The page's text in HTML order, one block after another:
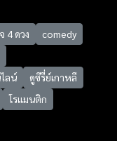
4 ดวง
comedy
ลน์
ดูซีรี่ย์เกาหลี
โรแมนติก